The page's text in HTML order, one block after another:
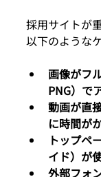
採用サイトが
以下のような
画像がフ
PNG）で
動画が直
に時間が
トップペ
イド）が
外部フォ